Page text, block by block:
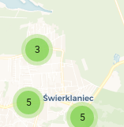
5
5
3